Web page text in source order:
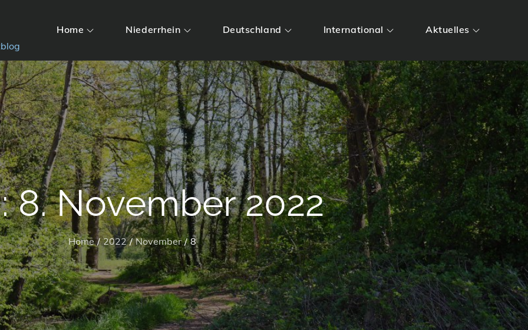
Home Niederrhein Deutschland International Aktuelles
8. November 2022
Home 2022 November 8